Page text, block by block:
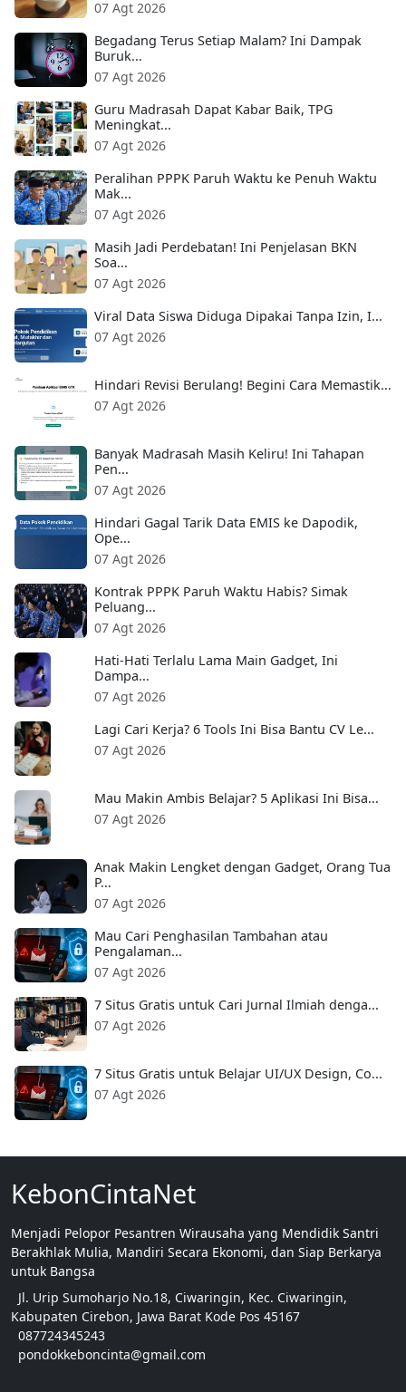
07 Agt 2026
Begadang Terus Setiap Malam? Ini Dampak
Buruk...
07 Agt 2026
Guru Madrasah Dapat Kabar Baik, TPG
Meningkat...
07 Agt 2026
Peralihan PPPK Paruh Waktu ke Penuh Waktu
Mak...
07 Agt 2026
Masih Jadi Perdebatan! Ini Penjelasan BKN
Soa...
07 Agt 2026
Viral Data Siswa Diduga Dipakai Tanpa Izin, I...
07 Agt 2026
Hindari Revisi Berulang! Begini Cara Memastik...
07 Agt 2026
Banyak Madrasah Masih Keliru! Ini Tahapan
Pen...
07 Agt 2026
Hindari Gagal Tarik Data EMIS ke Dapodik,
Ope...
07 Agt 2026
Kontrak PPPK Paruh Waktu Habis? Simak
Peluang...
07 Agt 2026
Hati-Hati Terlalu Lama Main Gadget, Ini
Dampa...
07 Agt 2026
Lagi Cari Kerja? 6 Tools Ini Bisa Bantu CV Le...
07 Agt 2026
Mau Makin Ambis Belajar? 5 Aplikasi Ini Bisa...
07 Agt 2026
Anak Makin Lengket dengan Gadget, Orang Tua
P...
07 Agt 2026
Mau Cari Penghasilan Tambahan atau
Pengalaman...
07 Agt 2026
7 Situs Gratis untuk Cari Jurnal Ilmiah denga...
07 Agt 2026
7 Situs Gratis untuk Belajar UI/UX Design, Co...
07 Agt 2026
KebonCintaNet
Menjadi Pelopor Pesantren Wirausaha yang Mendidik Santri
Berakhlak Mulia, Mandiri Secara Ekonomi, dan Siap Berkarya
untuk Bangsa
Jl. Urip Sumoharjo No.18, Ciwaringin, Kec. Ciwaringin,
Kabupaten Cirebon, Jawa Barat Kode Pos 45167
087724345243
pondokkeboncinta@gmail.com